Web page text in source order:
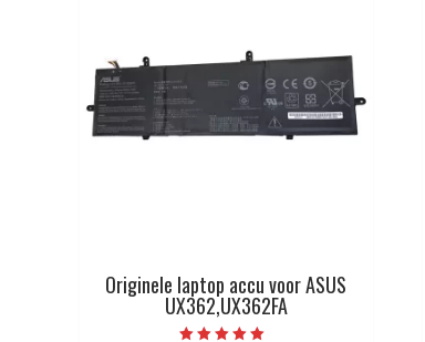
Originele laptop accu voor ASUS
UX362,UX362FA